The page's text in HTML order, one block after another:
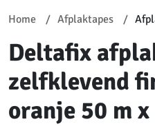
Home Afplaktapes
Deltafix
zelfklevend
oranje 50 m